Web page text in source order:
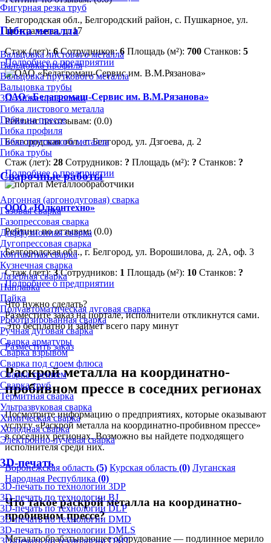
Фигурная резка труб
Гибка металла
Вальцовка листового металла
Вальцовка профиля
Вальцовка пруткового металла
Вальцовка трубы
3D-гибка проволоки
Гибка листового металла
Гибка на прессе
Гибка профиля
Гибка пруткового металла
Гибка трубы
Сварочные работы
Аргонная (аргонодуговая) сварка
Газовая сварка
Газопрессовая сварка
Диффузионная сварка
Дугопрессовая сварка
Контактная сварка
Кузнечная сварка
Лазерная сварка
Наплавка
Пайка
Полуавтоматическая дуговая сварка
Роботизированная сварка
Ручная дуговая сварка
Сварка арматуры
Сварка взрывом
Сварка под слоем флюса
Сварка трением
Сварка труб
Термитная сварка
Ультразвуковая сварка
Химическая сварка
Холодная сварка
Электронно-лучевая сварка
3D-печать
3D-печать по технологии 3DP
3D-печать по технологии BJ
3D-печать по технологии DLP
3D-печать по технологии DMD
3D-печать по технологии DMLS
3D-печать по технологии DMT
Белгородская обл., Белгородский район, с. Пушкарное, ул.
Центральная, д. 17
Стаж (лет):6 Сотрудников:6 Площадь (м²): 700 Станков: 5
Подробнее о предприятии
ОАО «Белагромаш-Сервис им. В.М.Рязанова»
Рейтинг по отзывам: (0.0)
Белгородская обл., г. Белгород, ул. Дзгоева, д. 2
Стаж (лет): 28 Сотрудников: ? Площадь (м²): ? Станков: ?
Подробнее о предприятии
ООО «Юлконтехно»
Рейтинг по отзывам: (0.0)
Белгородская обл., г. Белгород, ул. Ворошилова, д. 2А, оф. 3
Стаж (лет):3 Сотрудников: 1 Площадь (м²): 10 Станков: ?
Подробнее о предприятии
Что нужно сделать?
Разместите заказ на портале, исполнители откликнутся сами.
Это бесплатно и займет всего пару минут
Разместить заказ
Раскрой металла на координатно-
пробивном прессе в соседних регионах
Посмотрите информацию о предприятиях, которые оказывают
услугу «Раскрой металла на координатно-пробивном прессе»
в соседних регионах. Возможно вы найдете подходящего
исполнителя среди них.
Воронежская область (5) Курская область (0) Луганская
Народная Республика (0)
Что такое раскрой металла на координатно-
пробивном прессе?
Металлообрабатывающее оборудование — подлинное мерило